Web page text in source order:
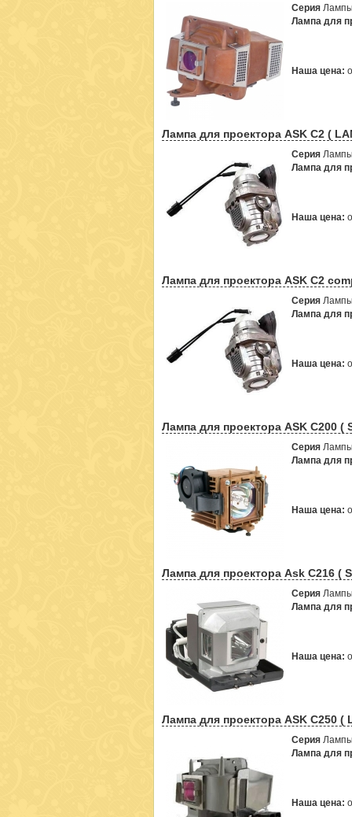
Серия
Лампа для
Наша цена:
Лампа для проектора ASK C2 (
Серия
Лампа для
Наша цена:
Лампа для проектора ASK C2
Серия
Лампа для
Наша цена:
Лампа для проектора ASK C200 (
Серия
Лампа для
Наша цена:
Лампа для проектора Ask C216 (
Серия
Лампа для
Наша цена:
Лампа для проектора ASK C250 (
Серия
Лампа для
Наша цена: